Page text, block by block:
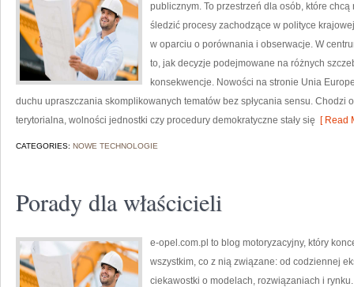
publicznym. To przestrzeń dla osób, które
śledzić procesy zachodzące w polityce
w oparciu o porównania i obserwacje. W
to, jak decyzje podejmowane na różnych
konsekwencje. Nowości na stronie Unia
duchu upraszczania skomplikowanych tematów bez spłycania sensu. Chodzi
terytorialna, wolności jednostki czy procedury demokratyczne stały się [ Read
CATEGORIES: NOWE TECHNOLOGIE
Porady dla właścicieli
e-opel.com.pl to blog motoryzacyjny, który
wszystkim, co z nią związane: od codziennej
ciekawostki o modelach, rozwiązaniach i